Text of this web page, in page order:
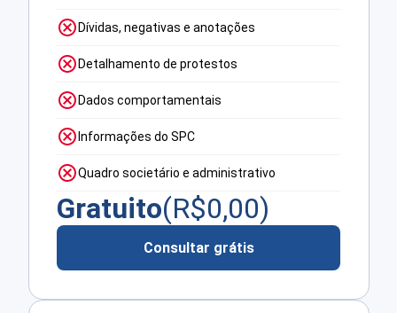
Dívidas, negativas e anotações
Detalhamento de protestos
Dados comportamentais
Informações do SPC
Quadro societário e administrativo
Gratuito(R$0,00)
Consultar grátis